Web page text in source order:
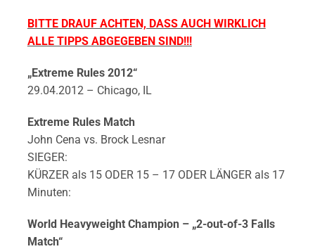
BITTE DRAUF ACHTEN, DASS AUCH WIRKLICH
ALLE TIPPS ABGEGEBEN SIND!!!
„Extreme Rules 2012“
29.04.2012 – Chicago, IL
Extreme Rules Match
John Cena vs. Brock Lesnar
SIEGER:
KÜRZER als 15 ODER 15 – 17 ODER LÄNGER als 17
Minuten:
World Heavyweight Champion – „2-out-of-3 Falls
Match“